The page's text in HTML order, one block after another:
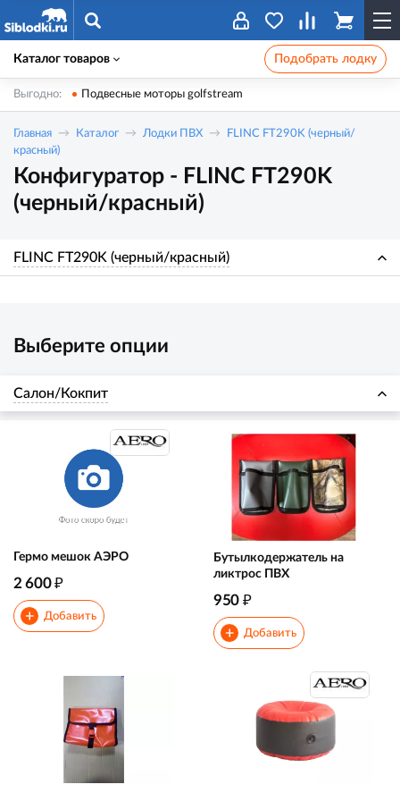
Каталог товаров Подобрать лодку
Выгодно: Подвесные моторы golfstream
Главная Каталог Лодки ПВХ
FLINC FT290K (черный/
красный)
Конфигуратор - FLINC FT290K
(черный/красный)
FLINC FT290K (черный/красный)
Выберите опции
Салон/Кокпит
Гермо мешок АЭРО
2 600₽
+ Добавить
Бутылкодержатель на
ликтрос ПВХ
950 ₽
+ Добавить